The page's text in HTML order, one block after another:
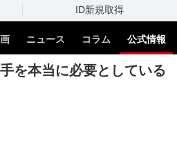
ID新規取得
ニュース コラム 公式情報
を本当に必要としている